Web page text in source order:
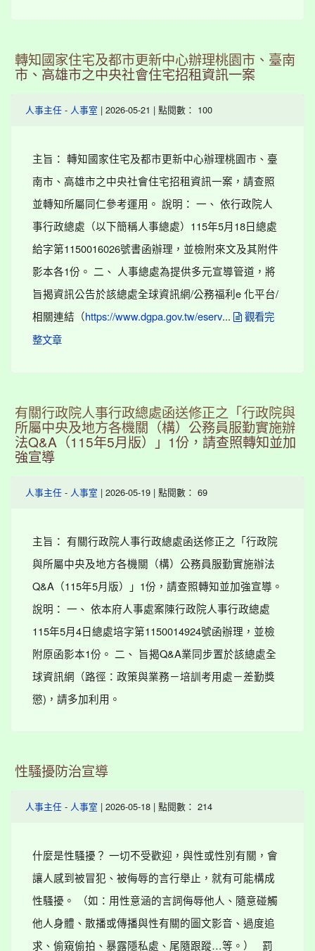
轉知國家住宅及都市更新中心辦理桃園市、臺南
市、高雄市之中央社會住宅招租資訊一案
人事主任 - 人事室 | 2026-05-21 | 點閱數： 100
主旨： 轉知國家住宅及都市更新中心辦理桃園市、臺
南市、高雄市之中央社會住宅招租資訊一案，請查照
並轉知所屬同仁參考運用。 說明： 一、 依行政院人
事行政總處（以下簡稱人事總處）115年5月18日總處
給字第1150016026號書函辦理，並檢附來文及其附件
影本各1份。 二、 人事總處為提供多元宣導管道，將
旨揭資訊公告於該總處全球資訊網/公務福利e 化平台/
相關連結（ https://www.dgpa.gov.tw/eserv... 觀看完
整文章
有關行政院人事行政總處函送修正之「行政院與
所屬中央及地方各機關（構）公務員服勤實施辦
法Q&A（115年5月版）」1份，請查照轉知並加
強宣導
人事主任 - 人事室 | 2026-05-19 | 點閱數： 69
主旨： 有關行政院人事行政總處函送修正之「行政院
與所屬中央及地方各機關（構）公務員服勤實施辦法
Q&A（115年5月版）」1份，請查照轉知並加強宣導。
說明： 一、 依本府人事處案陳行政院人事行政總處
115年5月4日總處培字第1150014924號函辦理，並檢
附原函影本1份。 二、 旨揭Q&A業同步置於該總處全
球資訊網（路徑：政策與業務－培訓考用處－差勤獎
懲)，請多加利用。
性騷擾防治宣導
人事主任 - 人事室 | 2026-05-18 | 點閱數： 214
什麼是性騷擾？ 一切不受歡迎，與性或性別有關，會
讓人感到被冒犯、被侮辱的言行舉止，就有可能構成
性騷擾。 （如：用性意涵的言詞侮辱他人、隨意碰觸
他人身體、散播或傳播與性有關的圖文影音、過度追
求、偷窺偷拍、暴露隱私處、尾隨跟蹤…等。） 罰